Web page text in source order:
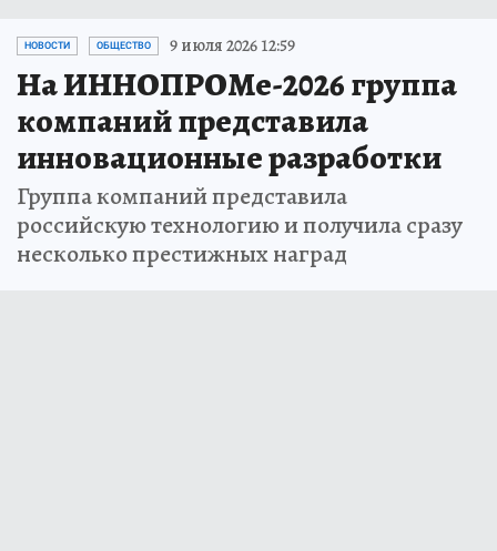
НОВОСТИ ОБЩЕСТВО 9 июля 2026 12:59
На ИННОПРОМе-2026 группа
компаний представила
инновационные разработки
Группа компаний представила
российскую технологию и получила сразу
несколько престижных наград